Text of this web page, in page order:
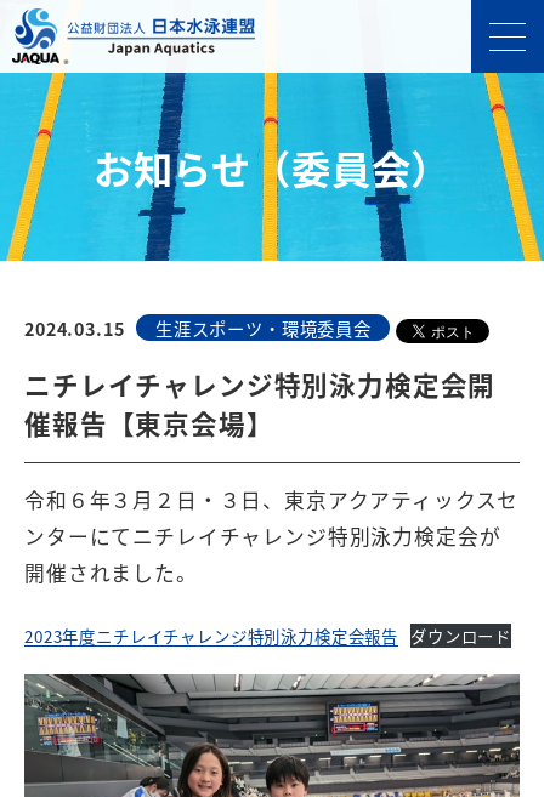
お知らせ（委員会）
2024.03.15 生涯スポーツ・環境委員会
ニチレイチャレンジ特別泳力検定会開
催報告【東京会場】
令和６年３月２日・３日、東京アクアティックスセ
ンターにてニチレイチャレンジ特別泳力検定会が
開催されました。
2023年度ニチレイチャレンジ特別泳⼒検定会報告 ダウンロード